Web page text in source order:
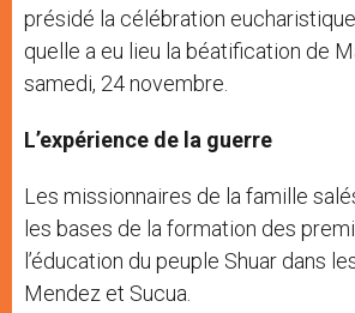
présidé la célébration
quelle a eu lieu la béatification de
samedi, 24 novembre.
L’expérience de la guerre
Les missionnaires de la famille
les bases de la formation des
l’éducation du peuple Shuar dans
Mendez et Sucua.